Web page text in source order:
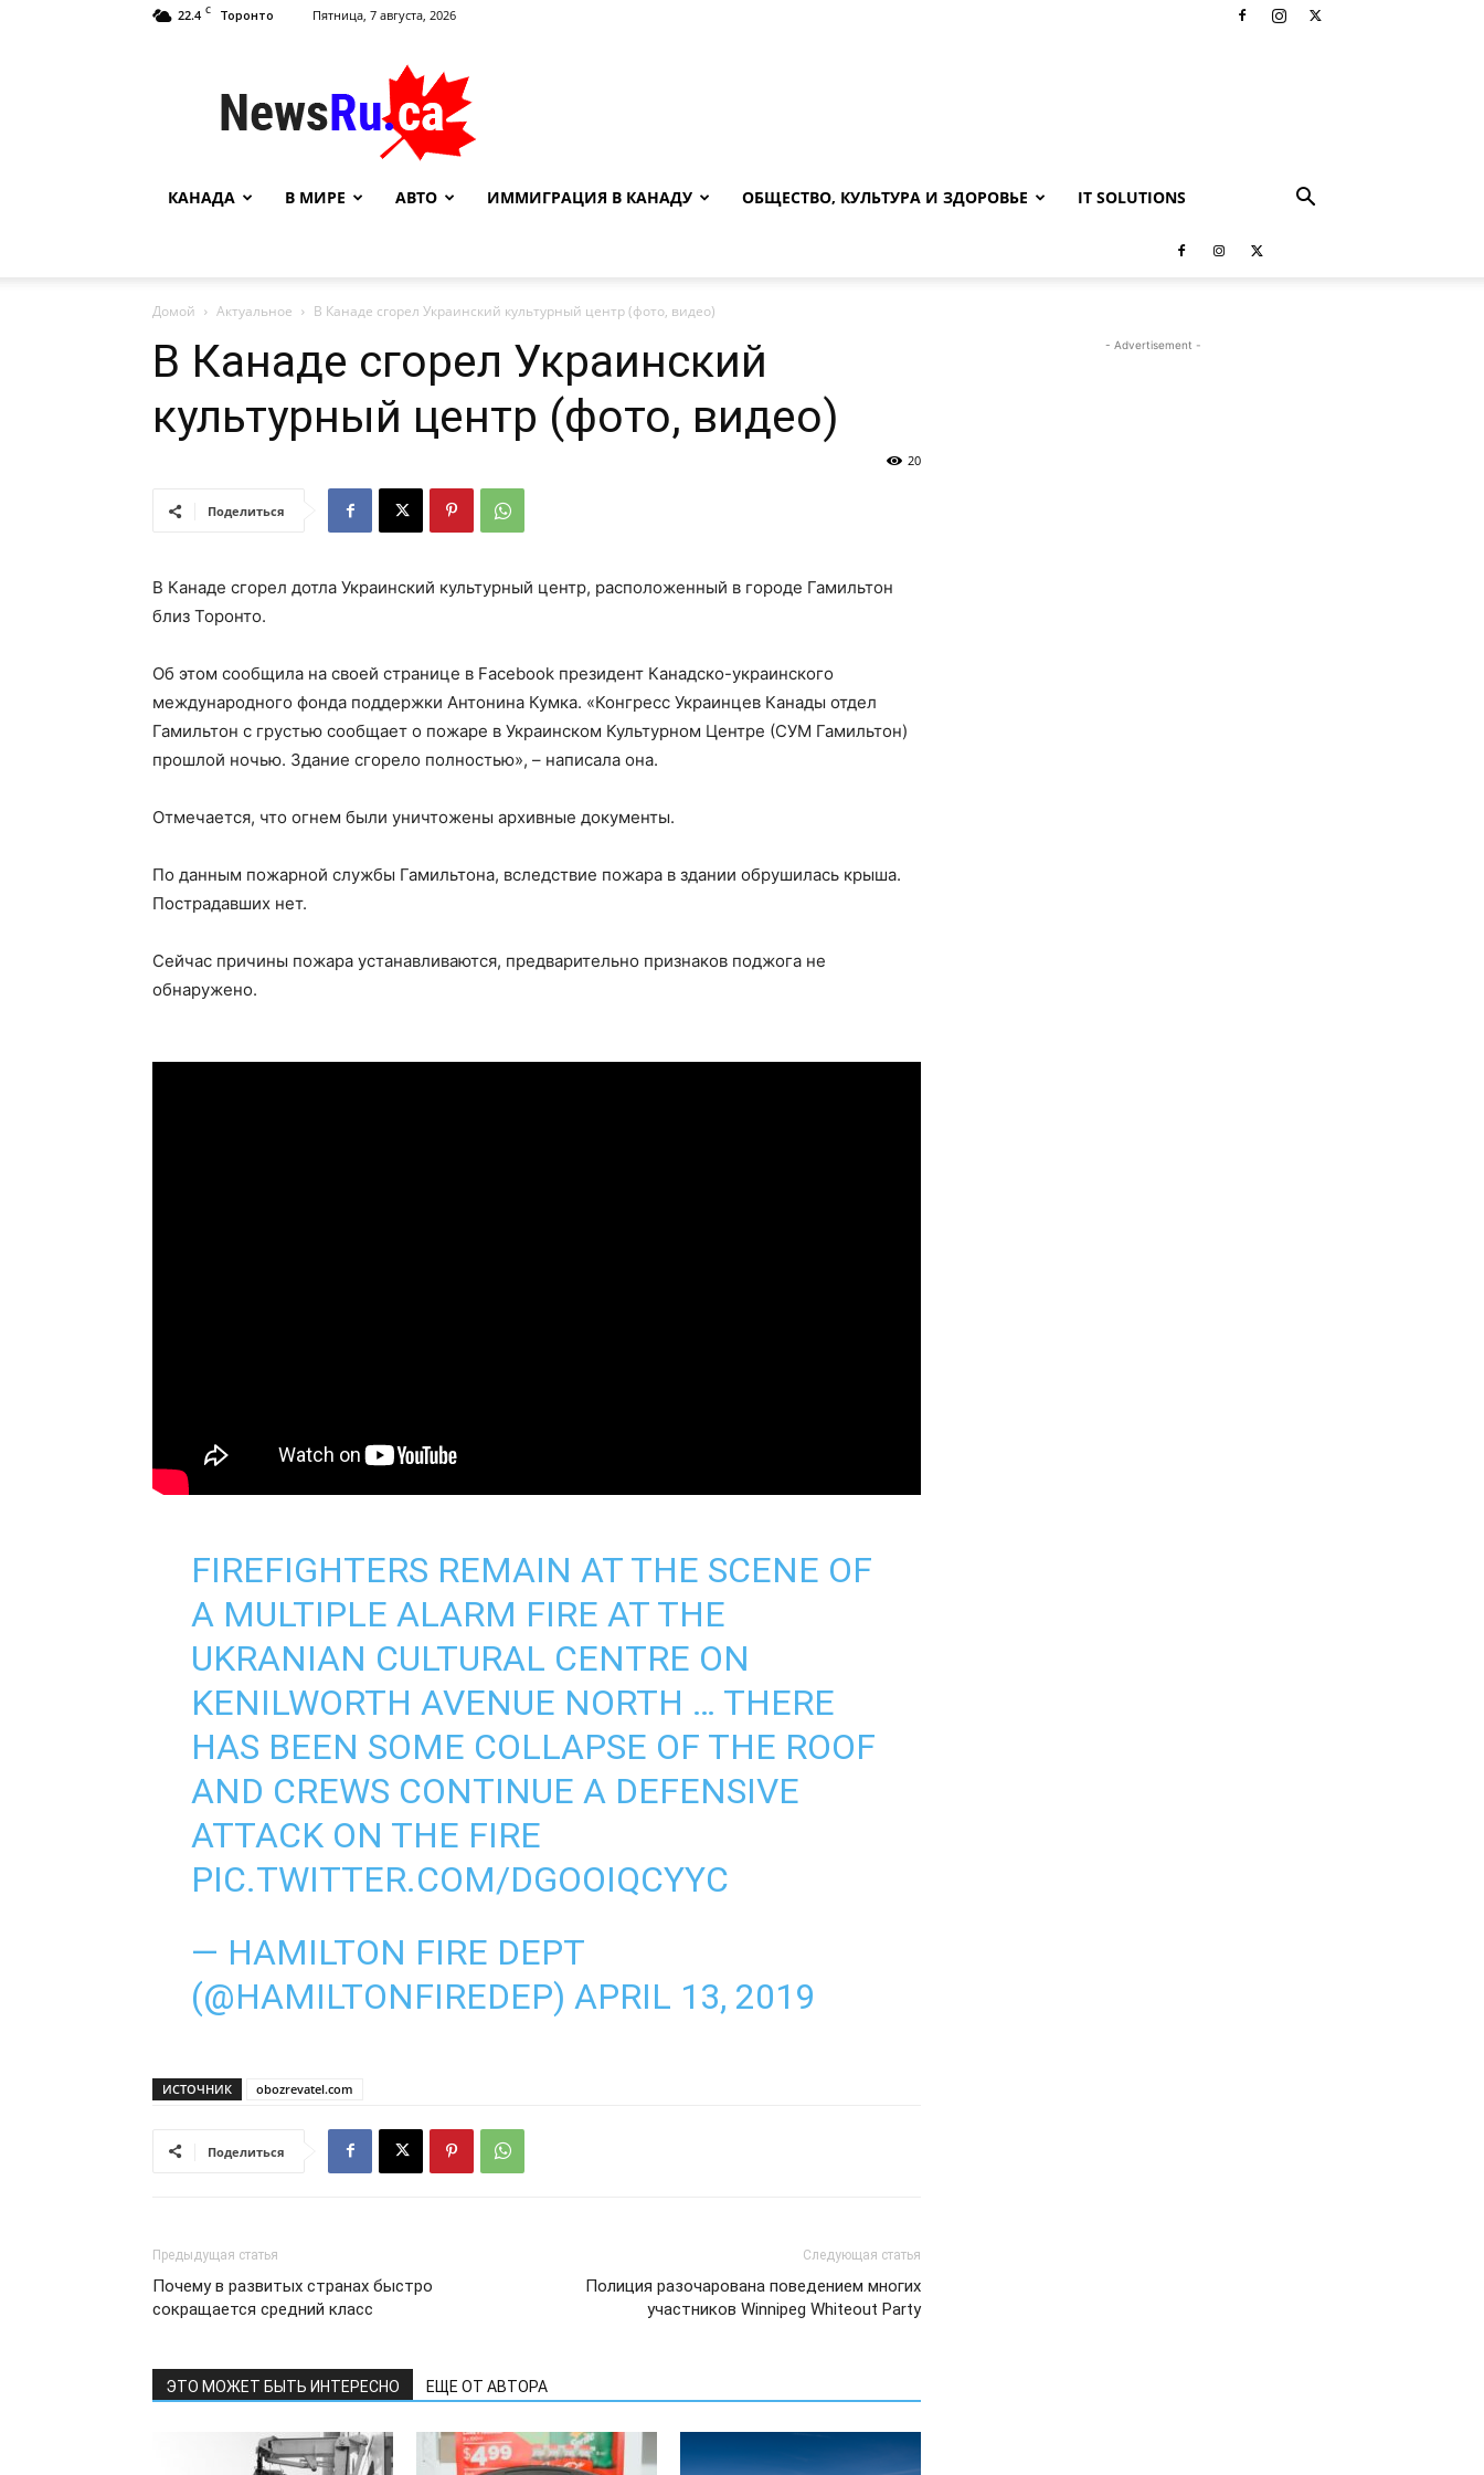
22.4 C Торонто Пятница, 7 августа, 2026
NewsRu.Ca
КАНАДА В МИРЕ АВТО ИММИГРАЦИЯ В КАНАДУ ОБЩЕСТВО, КУЛЬТУРА И ЗДОРОВЬЕ IT SOLUTIONS
Домой Актуальное В Канаде сгорел Украинский культурный центр (фото, видео)
В Канаде сгорел Украинский
культурный центр (фото, видео)
20
Поделиться
В Канаде сгорел дотла Украинский культурный центр, расположенный в городе Гамильтон
близ Торонто.
Об этом сообщила на своей странице в Facebook президент Канадско-украинского
международного фонда поддержки Антонина Кумка. «Конгресс Украинцев Канады отдел
Гамильтон с грустью сообщает о пожаре в Украинском Культурном Центре (СУМ Гамильтон)
прошлой ночью. Здание сгорело полностью», – написала она.
Отмечается, что огнем были уничтожены архивные документы.
По данным пожарной службы Гамильтона, вследствие пожара в здании обрушилась крыша.
Пострадавших нет.
Сейчас причины пожара устанавливаются, предварительно признаков поджога не
обнаружено.
FIREFIGHTERS REMAIN AT THE SCENE OF
A MULTIPLE ALARM FIRE AT THE
UKRANIAN CULTURAL CENTRE ON
KENILWORTH AVENUE NORTH … THERE
HAS BEEN SOME COLLAPSE OF THE ROOF
AND CREWS CONTINUE A DEFENSIVE
ATTACK ON THE FIRE
PIC.TWITTER.COM/DGOOIQCYYC
— HAMILTON FIRE DEPT
(@HAMILTONFIREDEP) APRIL 13, 2019
ИСТОЧНИК obozrevatel.com
Поделиться
Предыдущая статья
Почему в развитых странах быстро
сокращается средний класс
Следующая статья
Полиция разочарована поведением многих
участников Winnipeg Whiteout Party
ЭТО МОЖЕТ БЫТЬ ИНТЕРЕСНО ЕЩЕ ОТ АВТОРА
- Advertisement -